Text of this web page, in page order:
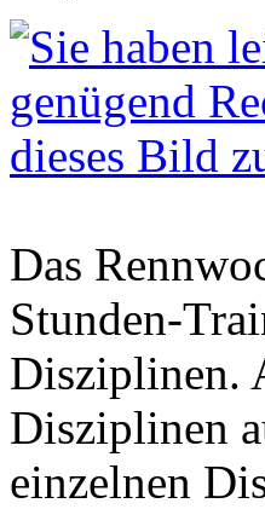
Das
Stunden-
Disziplinen.
Disziplinen
einzelnen